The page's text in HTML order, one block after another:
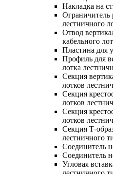
Накладка на
Ограничитель
лестничного
Отвод
кабельного
Пластина для
Профиль для
лотка
Секция
лотков
Секция
лотков
Секция
лотков
Секция Т-
лестничного
Соединитель
Соединитель
Угловая